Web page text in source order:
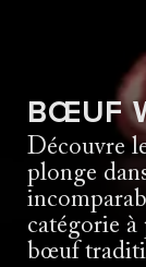
BŒUF
Découvre
plonge
catégorie à
bœuf